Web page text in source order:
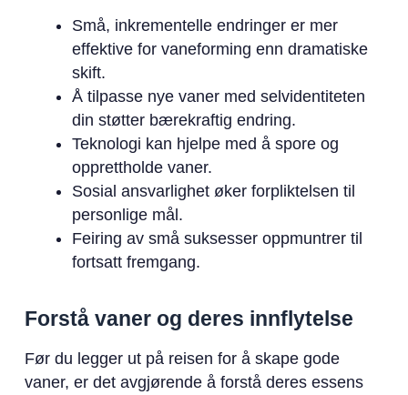
Små, inkrementelle endringer er mer
effektive for vaneforming enn dramatiske
skift.
Å tilpasse nye vaner med selvidentiteten
din støtter bærekraftig endring.
Teknologi kan hjelpe med å spore og
opprettholde vaner.
Sosial ansvarlighet øker forpliktelsen til
personlige mål.
Feiring av små suksesser oppmuntrer til
fortsatt fremgang.
Forstå vaner og deres innflytelse
Før du legger ut på reisen for å skape gode
vaner, er det avgjørende å forstå deres essens